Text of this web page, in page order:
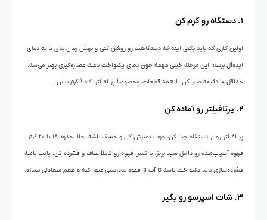
۱. دستگاه رو گرم کن
اولین کاری که باید بکنی اینه که دستگاهت رو روشن کنی و بهش زمان بدی تا به دمای
ایده‌آل برسه. این مرحله خیلی مهمه چون دمای یکنواخت باعث عصاره‌گیری بهتر می‌شه.
حداقل ۱۰ دقیقه صبر کن تا همه قطعات، مخصوصاً پرتافیلتر، کاملاً گرم بشن.
۲. پرتافیلتر رو آماده کن
پرتافیلتر رو از دستگاه جدا کن، خوب تمیزش کن و خشک باشه. حالا حدود ۱۸ تا ۲۰ گرم
قهوه آسیاب‌شده رو داخل سبد بریز. با تمپر، قهوه رو کاملاً صاف و فشرده کن. یادت باشه
فشرده‌سازی باید یکنواخت باشه تا آب از قهوه به‌درستی عبور کنه و طعم متعادلی بسازه.
۳. شات اسپرسو رو بگیر